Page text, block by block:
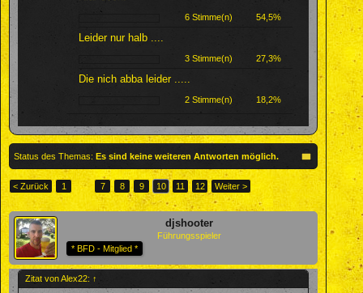
6 Stimme(n) 54,5%
Leider nur halb ....
3 Stimme(n) 27,3%
Die nich abba leider .....
2 Stimme(n) 18,2%
Status des Themas: Es sind keine weiteren Antworten möglich.
< Zurück 1 ← 7 8 9 10 11 12 Weiter >
djshooter
Führungsspieler
* BFD - Mitglied *
Zitat von Alex22: ↑